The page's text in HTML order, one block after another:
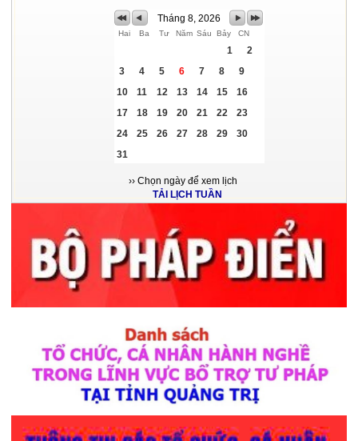
Danh sách Công chứng viên đủ điều kiện hướng dẫn tập sự hành
nghê Công chứng trên địa bàn tỉnh Quảng Bình
Thông báo công khai việc đấu giá tài sản của Trung tâm Dịch vụ đấu
Danh sách Phiếu Lý lịch tư pháp cấp ngày 26/8/2019
Danh sách Phiếu Lý lịch tư pháp cấp ngày 22/8/2019
đất thuê đất tại xã Hải Ninh, huyện Quảng Ninh của Trung tâm Dịch vụ đấu
Danh sách Phiếu Lý lịch tư pháp cấp ngày 20/8/2019
Danh sách Phiếu Lý lịch tư pháp cấp ngày 19/8/2019
Thông báo chuyển địa điểm tiếp nhận hồ sơ cấp Phiếu lý lịch tư pháp
Trạm, thôn Phú Lộc 4, xã Quảng Phú, huyện Quảng Trạch của Công ty Đấu
giá hợp danh Trường Hà
Danh sách Phiếu Lý lịch tư pháp cấp ngày 13/8/2019
Thông báo đấu giá Quyền sử dụng đất của Trung tâm Dịch vụ đấu giá
tài sản tỉnh Quảng Bình
Tháng 8, 2026
Hai Ba Tư Năm Sáu Bảy CN
1
2
3
4 5 6 7 8
9
10
11 12 13 14 15
16
17
18 19 20 21 22
23
24
25 26 27 28 29
30
31
›› Chọn ngày để xem lịch
TẢI LỊCH TUẦN